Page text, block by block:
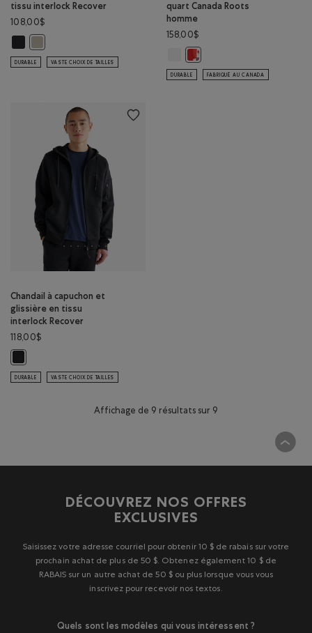
tissu interlock Recover
108,00$
Chandail à glissière en tissu interlock Recover: NOIR Couleur
Chandail à glissière en tissu interlock Recover: GRIS TAUPE Couleur
DURABLE VASTE CHOIX DE TAILLES
quart Canada Roots
homme
158,00$
Chandail à glissière un quart
Chandail à glissière un quart
DURABLE FABRIQUÉ AU CANADA
Chandail à capuchon et
glissière en tissu
interlock Recover
118,00$
DURABLE VASTE CHOIX DE TAILLES
Affichage de 9 résultats sur 9
DÉCOUVREZ NOS OFFRES
EXCLUSIVES
Saisissez votre adresse courriel pour obtenir 10 $ de rabais sur votre
prochain achat de plus de 50 $. Obtenez également 10 $ de
RABAIS sur un autre achat de 50 $ ou plus lorsque vous vous
inscrivez pour recevoir nos textos.
Quels sont les modèles qui vous intéressent ?